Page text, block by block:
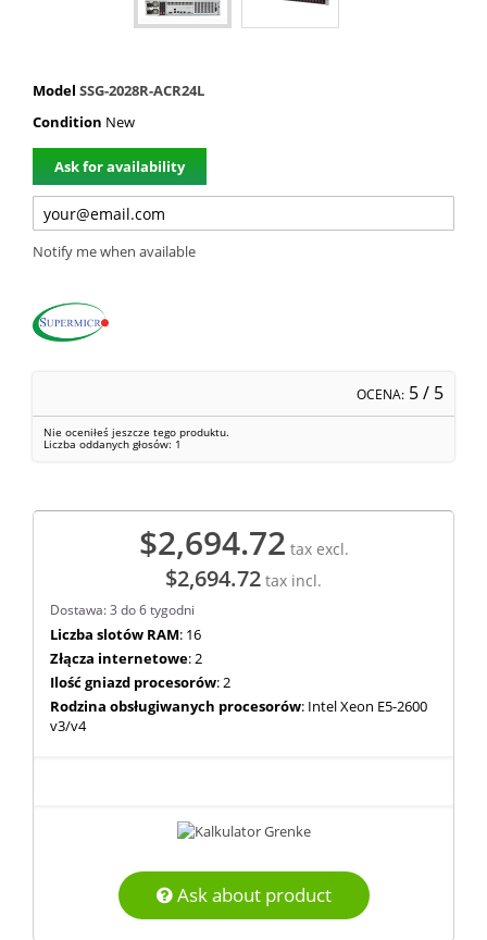
Model SSG-2028R-ACR24L
Condition New
Ask for availability
Notify me when available
OCENA: 5/ 5
Nie oceniłeś jeszcze tego produktu.
Liczba oddanych głosów: 1
$2,694.72 tax excl.
$2,694.72 tax incl.
Dostawa: 3 do 6 tygodni
Liczba slotów RAM: 16
Złącza internetowe: 2
Ilość gniazd procesorów: 2
Rodzina obsługiwanych procesorów: Intel Xeon E5-2600
v3/v4
Ask about product